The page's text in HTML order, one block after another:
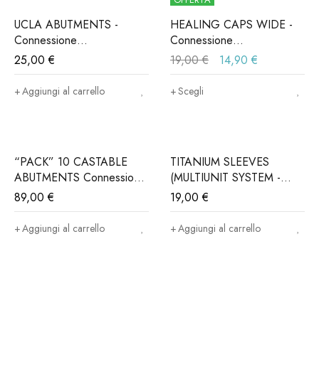
UCLA ABUTMENTS -
Connessione
ALPHABIO®, MIS®,
NORIS®..(Iva e trasporto
incluso)
25,00€
Aggiungi al carrello
HEALING CAPS WIDE -
Connessione
ALPHABIO®, MIS®,
NORIS®..(Iva e trasporto
incluso)
19,00€ 14,90 €
Scegli
“PACK” 10 CASTABLE
ABUTMENTS Connessione
ALPHABIO®, MIS®,
NORIS®..(Iva e trasporto
incluso)
89,00€
Aggiungi al carrello
TITANIUM SLEEVES
(MULTIUNIT SYSTEM -
MUA) DTYPE (Iva e
trasporto incluso)
19,00€
Aggiungi al carrello